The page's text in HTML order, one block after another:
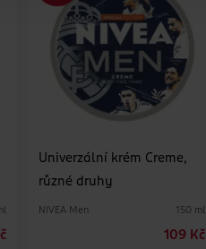
Univerzální krém Creme,
různé druhy
NIVEA Men 150 ml
109 Kč